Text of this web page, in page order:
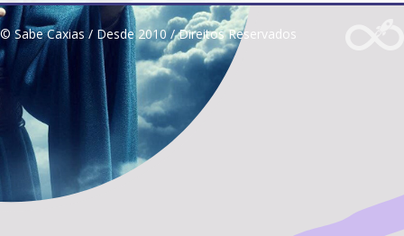
© Sabe Caxias / Desde 2010 / Direitos Reservados